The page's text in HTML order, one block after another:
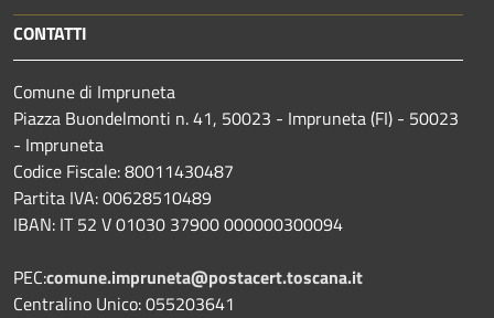
CONTATTI
Comune di Impruneta
Piazza Buondelmonti n. 41, 50023 - Impruneta (FI) - 50023
- Impruneta
Codice Fiscale: 80011430487
Partita IVA: 00628510489
IBAN: IT 52 V 01030 37900 000000300094
PEC:comune.impruneta@postacert.toscana.it
Centralino Unico: 055203641